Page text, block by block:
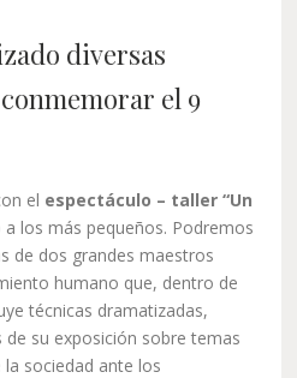
diversas
el 9
el espectáculo – taller “Un
a los más pequeños. Podremos
de dos grandes maestros
humano que, dentro de
técnicas dramatizadas,
su exposición sobre temas
sociedad ante los